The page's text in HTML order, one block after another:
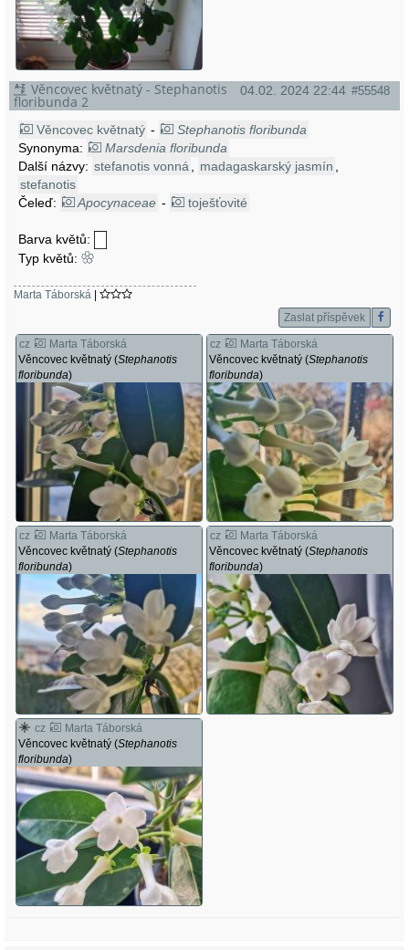
04.02. 2024 22:44 #55548
Věncovec květnatý - Stephanotis
floribunda 2
Věncovec květnatý -
Stephanotis floribunda
Synonyma:
Marsdenia floribunda
Další názvy: stefanotis vonná madagaskarský jasmín
stefanotis
Čeleď:
Apocynaceae - toješťovité
Barva květů:
Typ květů:
Marta Táborská |
Zaslat příspěvek
cz
Marta Táborská
Věncovec květnatý (Stephanotis
floribunda)
cz
Marta Táborská
Věncovec květnatý (Stephanotis
floribunda)
cz
Marta Táborská
Věncovec květnatý (Stephanotis
floribunda)
cz
Marta Táborská
Věncovec květnatý (Stephanotis
floribunda)
cz
Marta Táborská
Věncovec květnatý (Stephanotis
floribunda)